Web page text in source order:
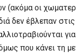
(ακόμα οι
δεν έβλεπαν
που κάνει τη